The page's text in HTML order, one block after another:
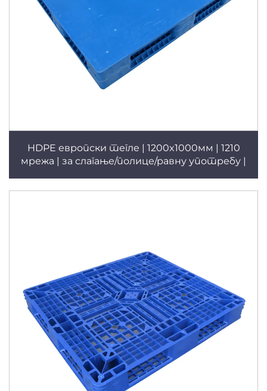
HDPE европски тегле | 1200x1000мм | 1210
мрежа | за слагање/полице/равну употребу |